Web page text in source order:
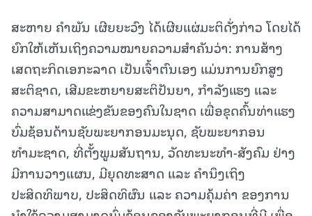
ສະຫາຍ ຄໍາພັນ ເຜີຍຍະວົງ ໄດ້ເຜີຍແຜ່ມະຕິດັ່ງກ່າວ ໂດຍໄດ້
ຍົກໃຫ້ເຫັນເຖິງຄວາມໝາຍຄວາມສຳຄັນວ່າ: ການສ້າງ
ເສດຖະກິດເອກະລາດ ເປັນເຈົ້າຕົນເອງ ແມ່ນການຍົກສູງ
ສະຕິຊາດ, ເສີມຂະຫຍາຍສະຕິປັນຍາ, ກຳລັງແຮງ ແລະ
ຄວາມສາມາດແຂ່ງຂັນຂອງຄົນໃນຊາດ ເພື່ອຂຸດຄົ້ນທ່າແຮງ
ບົ່ມຊ້ອນດ້ານຊັບພະຍາກອນມະນຸດ, ຊັບພະຍາກອນ
ທຳມະຊາດ, ທີ່ຕັ້ງພູມສັນຖານ, ວັດທະນະທຳ-ສັງຄົມ ຢ່າງ
ມີການວາງແຜນ, ມີຍຸດທະສາດ ແລະ ຄຳນຶງເຖິງ
ປະສິດທິພາບ, ປະສິດທິຜົນ ແລະ ຄວາມຄຸ້ມຄ່າ ຂອງການ